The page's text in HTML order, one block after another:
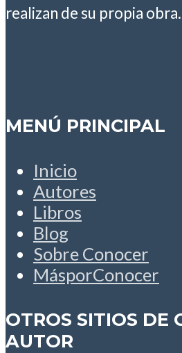
realizan de su propia obra.
MENÚ PRINCIPAL
Inicio
Autores
Libros
Blog
Sobre Conocer
MásporConocer
OTROS SITIOS DE
AUTOR